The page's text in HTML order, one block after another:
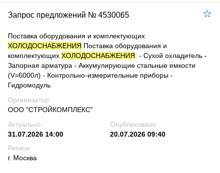
Запрос предложений № 4530065
Поставка оборудования и комплектующих
ХОЛОДОСНАБЖЕНИЯ Поставка оборудования и
комплектующих ХОЛОДОСНАБЖЕНИЯ: - Сухой охладитель -
Запорная арматура - Аккумулирующие стальные емкости
(V=6000л) - Контрольно-измерительные приборы -
Гидромодуль
Организатор
ООО "СТРОЙКОМПЛЕКС"
Актуально
31.07.2026 14:00
Опубликовано
20.07.2026 09:40
Регион
г. Москва